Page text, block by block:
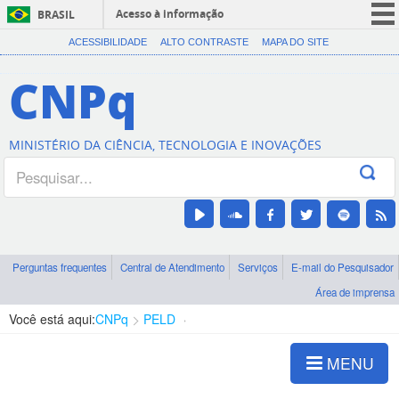
BRASIL
Acesso à informação
CORONAVÍRUS (COVID-19)
Canais
ACESSIBILIDADE ALTO CONTRASTE MAPA DO SITE
CNPq
MINISTÉRIO DA CIÊNCIA, TECNOLOGIA E INOVAÇÕES
Perguntas frequentes Central de Atendimento Serviços
E-mail do Pesquisador
Área de imprensa
Você está aqui:CNPq PELD
MENU